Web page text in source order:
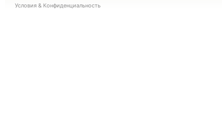
Условия & Конфиденциальность